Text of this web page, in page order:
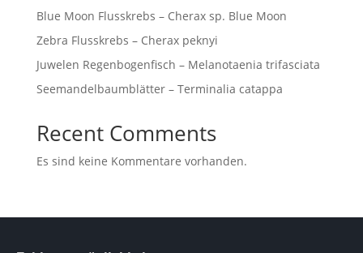
Blue Moon Flusskrebs – Cherax sp. Blue Moon
Zebra Flusskrebs – Cherax peknyi
Juwelen Regenbogenfisch – Melanotaenia trifasciata
Seemandelbaumblätter – Terminalia catappa
Recent Comments
Es sind keine Kommentare vorhanden.